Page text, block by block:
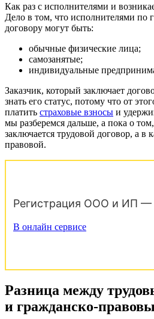
Как раз с исполнителями и
Дело в том, что исполнителями по
договору могут быть:
обычные физические лица;
самозанятые;
индивидуальные
Заказчик, который заключает
знать его статус, потому что от
платить страховые взносы и
мы разберемся дальше, а пока о
заключается трудовой договор, а в
правовой.
Регистрация ООО и ИП —
В онлайн сервисе
Разница между
и гражданско-